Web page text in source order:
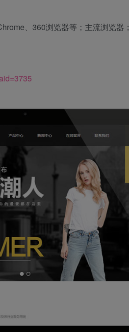
、360浏览器等；主流浏览器；